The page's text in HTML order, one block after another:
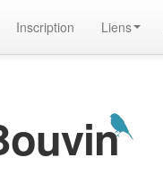
Inscription Liens